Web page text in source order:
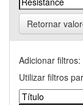
Retornar
Adicionar filtros:
Utilizar filtros